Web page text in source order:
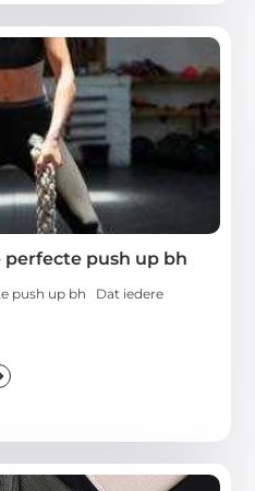
perfecte push up bh
push up bh Dat iedere